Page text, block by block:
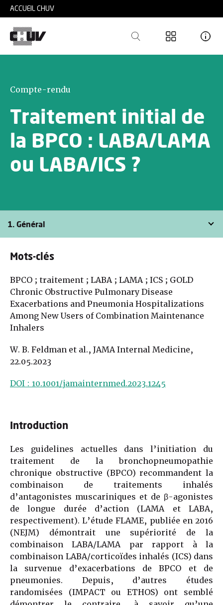
Skip to main content
ACCUEIL CHUV
Compte-rendu
Traitement initial de
la BPCO : LABA/LAMA
ou LABA/ICS ?
1. Général
Mots-clés
BPCO ; traitement ; LABA ; LAMA ; ICS ; GOLD
Chronic Obstructive Pulmonary Disease
Exacerbations and Pneumonia Hospitalizations
Among New Users of Combination Maintenance
Inhalers
W. B. Feldman et al., JAMA Internal Medicine,
22.05.2023
DOI : 10.1001/jamainternmed.2023.1245
Introduction
Les guidelines actuelles dans l’initiation du
traitement de la bronchopneumopathie
chronique obstructive (BPCO) recommandent la
combinaison de traitements inhalés
d’antagonistes muscariniques et de β-agonistes
de longue durée d’action (LAMA et LABA,
respectivement). L’étude FLAME, publiée en 2016
(NEJM) démontrait une supériorité de la
combinaison LABA/LAMA par rapport à la
combinaison LABA/corticoïdes inhalés (ICS) dans
la survenue d’exacerbations de BPCO et de
pneumonies. Depuis, d’autres études
randomisées (IMPACT ou ETHOS) ont semblé